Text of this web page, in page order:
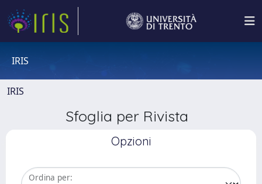
IRIS
IRIS
Sfoglia per Rivista
Opzioni
Ordina per: